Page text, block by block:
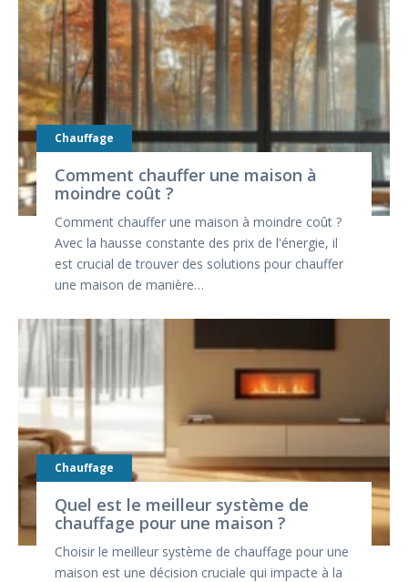
Chauffage
Comment chauffer une maison à
moindre coût ?
Comment chauffer une maison à moindre coût ?
Avec la hausse constante des prix de l'énergie, il
est crucial de trouver des solutions pour chauffer
une maison de manière…
Chauffage
Quel est le meilleur système de
chauffage pour une maison ?
Choisir le meilleur système de chauffage pour une
maison est une décision cruciale qui impacte à la